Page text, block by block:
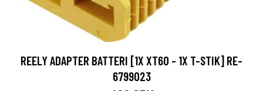
REELY ADAPTER BATTERI [1X XT60 - 1X T-STIK] RE-
6799023